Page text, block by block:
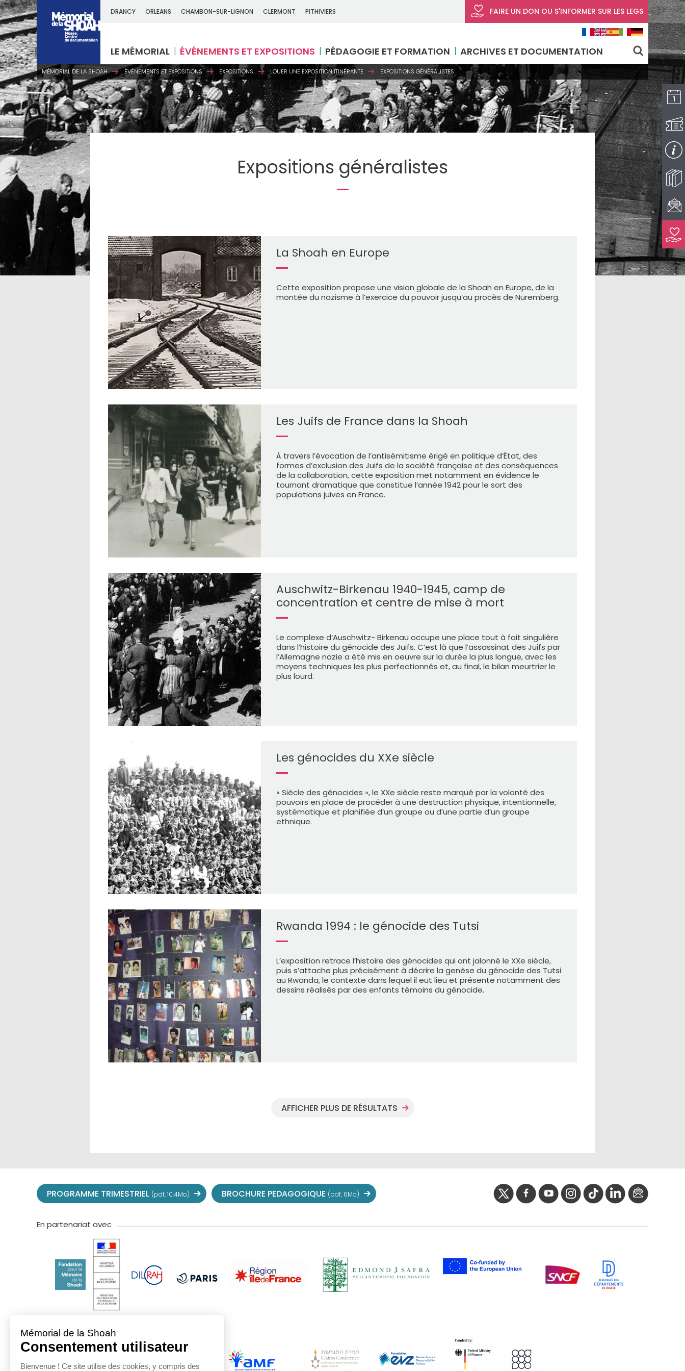
FAIRE UN DON OU S'INFORMER SUR LES LEGS
DRANCY ORLEANS CHAMBON-SUR-LIGNON CLERMONT PITHIVIERS
search
LE MÉMORIAL ÉVÉNEMENTS ET EXPOSITIONS PÉDAGOGIE ET FORMATION ARCHIVES ET DOCUMENTATION
MÉMORIAL DE LA SHOAH ÉVÉNEMENTS ET EXPOSITIONS EXPOSITIONS LOUER UNE EXPOSITION ITINÉRANTE EXPOSITIONS GÉNÉRALISTES
Expositions généralistes
La Shoah en Europe
Cette exposition propose une vision globale de la Shoah en Europe, de la
montée du nazisme à l’exercice du pouvoir jusqu’au procès de Nuremberg.
Les Juifs de France dans la Shoah
À travers l’évocation de l’antisémitisme érigé en politique d’État, des
formes d’exclusion des Juifs de la société française et des conséquences
de la collaboration, cette exposition met notamment en évidence le
tournant dramatique que constitue l’année 1942 pour le sort des
populations juives en France.
Auschwitz-Birkenau 1940-1945, camp de
concentration et centre de mise à mort
Le complexe d’Auschwitz- Birkenau occupe une place tout à fait singulière
dans l’histoire du génocide des Juifs. C’est là que l’assassinat des Juifs par
l’Allemagne nazie a été mis en oeuvre sur la durée la plus longue, avec les
moyens techniques les plus perfectionnés et, au final, le bilan meurtrier le
plus lourd.
Les génocides du XXe siècle
« Siècle des génocides », le XXe siècle reste marqué par la volonté des
pouvoirs en place de procéder à une destruction physique, intentionnelle,
systématique et planifiée d’un groupe ou d’une partie d’un groupe
ethnique.
Rwanda 1994 : le génocide des Tutsi
L’exposition retrace l’histoire des génocides qui ont jalonné le XXe siècle,
puis s’attache plus précisément à décrire la genèse du génocide des Tutsi
au Rwanda, le contexte dans lequel il eut lieu et présente notamment des
dessins réalisés par des enfants témoins du génocide.
AFFICHER PLUS DE RÉSULTATS
PROGRAMME TRIMESTRIEL (pdf, 10,4Mo) BROCHURE PEDAGOGIQUE (pdf, 6Mo)
En partenariat avec